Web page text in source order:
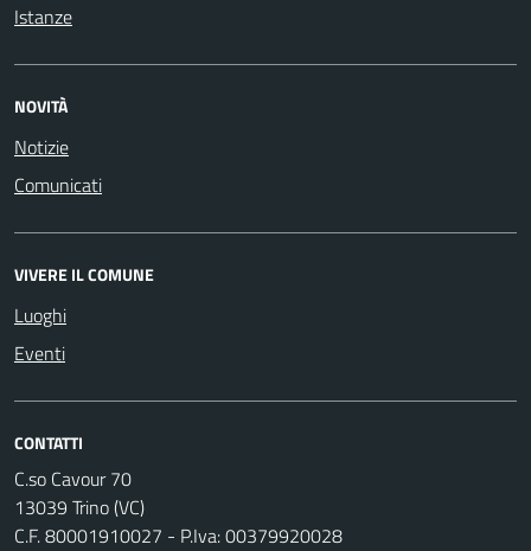
Istanze
NOVITÀ
Notizie
Comunicati
VIVERE IL COMUNE
Luoghi
Eventi
CONTATTI
C.so Cavour 70
13039 Trino (VC)
C.F. 80001910027 - P.Iva: 00379920028